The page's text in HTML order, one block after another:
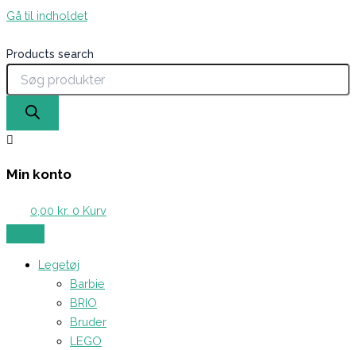
Gå til indholdet
Products search
Min konto
0,00 kr. 0 Kurv
Legetøj
Barbie
BRIO
Bruder
LEGO